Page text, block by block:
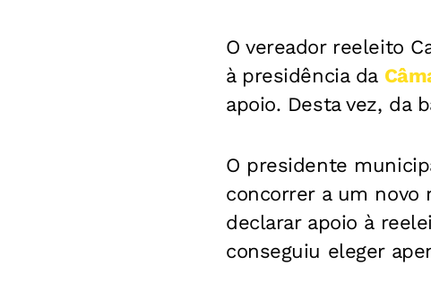
O vereador reeleito
à presidência da
apoio. Desta vez, da
O presidente
concorrer a um novo
declarar apoio à
conseguiu eleger